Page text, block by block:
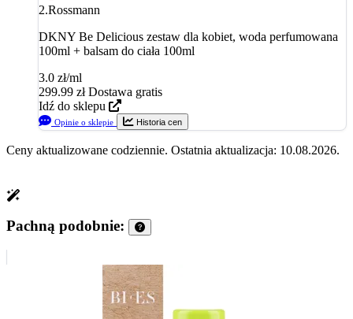
2.Rossmann
DKNY Be Delicious zestaw dla kobiet, woda perfumowana
100ml + balsam do ciała 100ml
3.0 zł/ml
299.99 zł Dostawa gratis
Idź do sklepu
Opinie o sklepie Historia cen
Ceny aktualizowane codziennie. Ostatnia aktualizacja: 10.08.2026.
Pachną podobnie: